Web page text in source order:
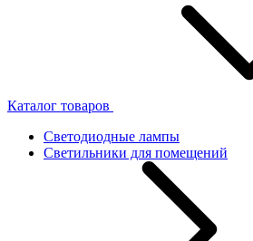
Каталог товаров
Светодиодные лампы
Светильники для помещений